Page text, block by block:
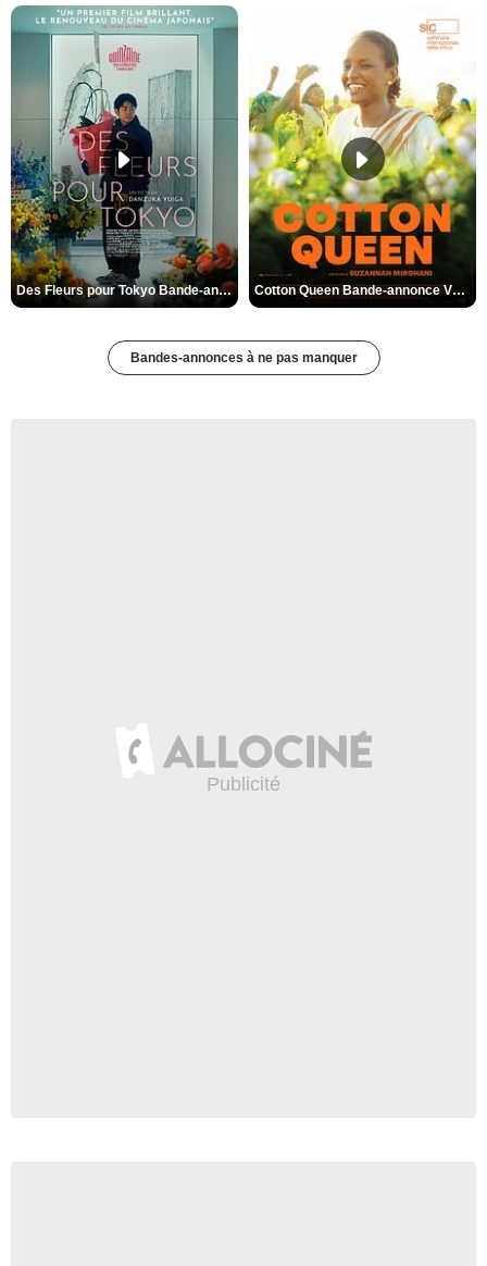
Des Fleurs pour Tokyo Bande-annonce VO STFR Cotton Queen Bande-annonce VO STFR
Bandes-annonces à ne pas manquer